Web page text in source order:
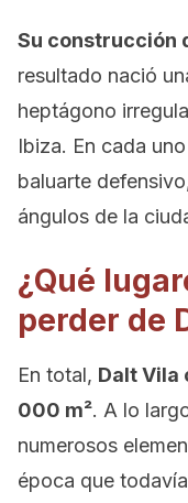
Su construcción
resultado nació
heptágono
Ibiza. En cada
baluarte
ángulos de la
¿Qué
perder de
En total, Dalt Vila
000 m². A lo
numerosos
época que